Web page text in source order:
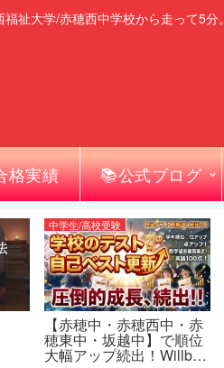
祉大学/赤穂西中学校から走って5分。
格実績 📚公式ブログ
中学生/高校受験
【赤穂中・赤穂西中・赤
穂東中・坂越中】で順位
大幅アップ続出！Willbe